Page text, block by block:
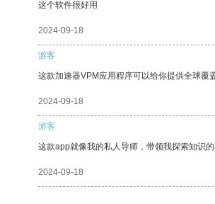
这个软件很好用
2024-09-18
游客
这款加速器VPM应用程序可以给你提供全球覆
2024-09-18
游客
这款app就像我的私人导师，带领我探索知识的
2024-09-18